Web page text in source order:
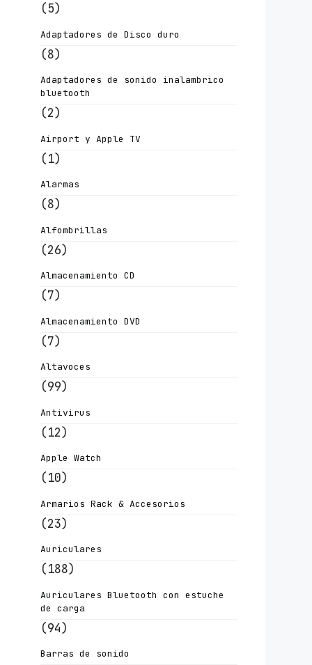
(5)
Adaptadores de Disco duro
(8)
Adaptadores de sonido inalambrico
bluetooth
(2)
Airport y Apple TV
(1)
Alarmas
(8)
Alfombrillas
(26)
Almacenamiento CD
(7)
Almacenamiento DVD
(7)
Altavoces
(99)
Antivirus
(12)
Apple Watch
(10)
Armarios Rack & Accesorios
(23)
Auriculares
(188)
Auriculares Bluetooth con estuche
de carga
(94)
Barras de sonido